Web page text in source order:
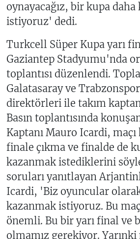
oynayacağız, bir kupa
istiyoruz' dedi.
Turkcell Süper Kupa yarı
Gaziantep Stadyumu'nda
toplantısı düzenlendi.
Galatasaray ve
direktörleri ile takım
Basın toplantısında
Kaptanı Mauro Icardi,
finale çıkma ve finalde de
kazanmak istediklerini
soruları yanıtlayan
Icardi, 'Biz oyuncular
kazanmak istiyoruz. Bu
önemli. Bu bir yarı final ve
olmamız gerekiyor. Yarınki